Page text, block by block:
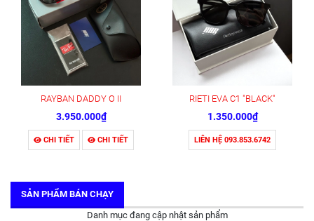
RAYBAN DADDY O II
3.950.000₫
CHI TIẾT CHI TIẾT
RIETI EVA C1 "BLACK"
1.350.000₫
LIÊN HỆ 093.853.6742
SẢN PHẨM BÁN CHẠY
Danh mục đang cập nhật sản phẩm